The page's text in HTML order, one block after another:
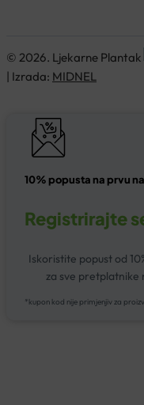
© 2026. Ljekarne Plantak
| Izrada: MIDNEL
10% popusta na prvu
Registrirajte
Iskoristite popust od
za sve pretplatnike
*kupon kod nije primjenjiv za